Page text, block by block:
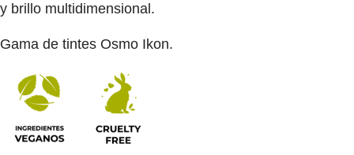
y brillo multidimensional.
Gama de tintes Osmo Ikon.